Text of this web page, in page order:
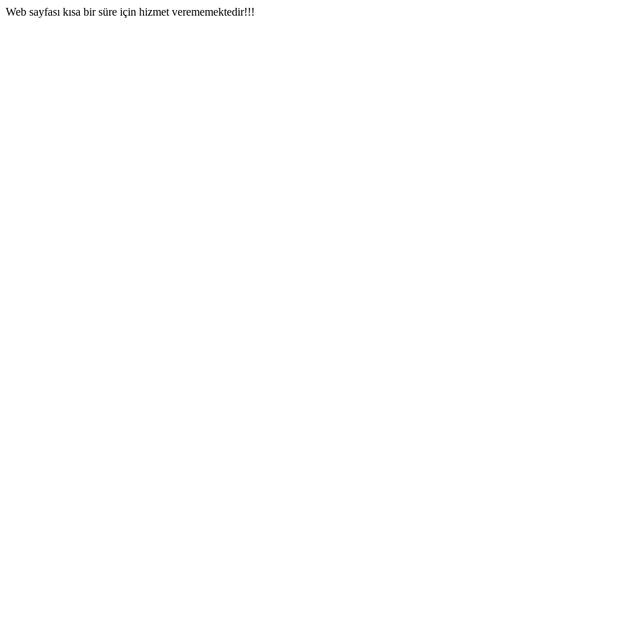
Web sayfası kısa bir süre için hizmet verememektedir!!!